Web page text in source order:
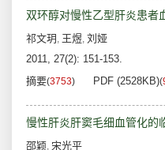
双环醇对慢性乙型肝炎患者
祁文玥 , 王煜, 刘娅
2011, 27(2): 151-153.
摘要(3753) PDF (2528KB)(
慢性肝炎肝窦毛细血管化的
邵颖, 宋光平